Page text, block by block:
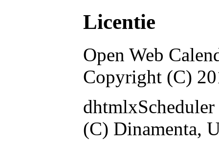
Licentie
Open Web
Copyright (C)
(C) Dinamenta,